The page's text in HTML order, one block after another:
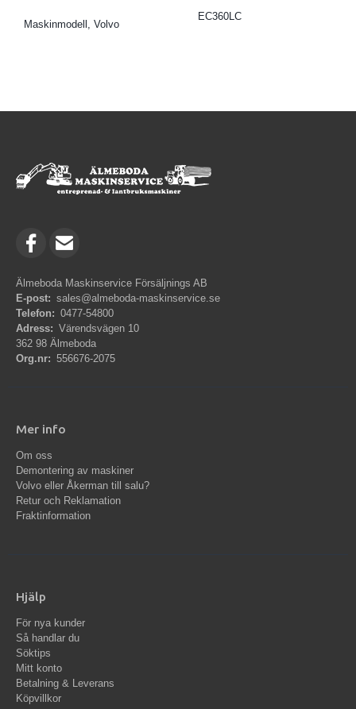
Maskinmodell, Volvo
EC360LC
Älmeboda Maskinservice Försäljnings AB
E-post: sales@almeboda-maskinservice.se
Telefon: 0477-54800
Adress: Värendsvägen 10
362 98 Älmeboda
Org.nr: 556676-2075
Mer info
Om oss
Demontering av maskiner
Volvo eller Åkerman till salu?
Retur och Reklamation
Fraktinformation
Hjälp
För nya kunder
Så handlar du
Söktips
Mitt konto
Betalning & Leverans
Köpvillkor